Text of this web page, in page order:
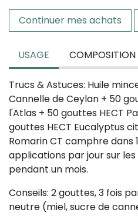
Continuer mes achats
USAGE COMPOSITION
Trucs & Astuces: Huile
Cannelle de Ceylan + 50
l'Atlas + 50 gouttes HECT
gouttes HECT Eucalyptus
Romarin CT camphre dans
applications par jour sur les
pendant un mois.
Conseils: 2 gouttes, 3 fois
neutre (miel, sucre de